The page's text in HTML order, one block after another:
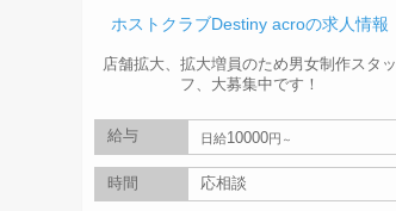
ホストクラブDestiny acroの求人情報
店舗拡大、拡大増員のため男女制作スタッ
フ、大募集中です！
給与 日給10000円
時間 応相談